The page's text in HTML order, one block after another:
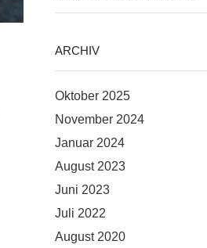
ARCHIV
Oktober 2025
November 2024
Januar 2024
August 2023
Juni 2023
Juli 2022
August 2020